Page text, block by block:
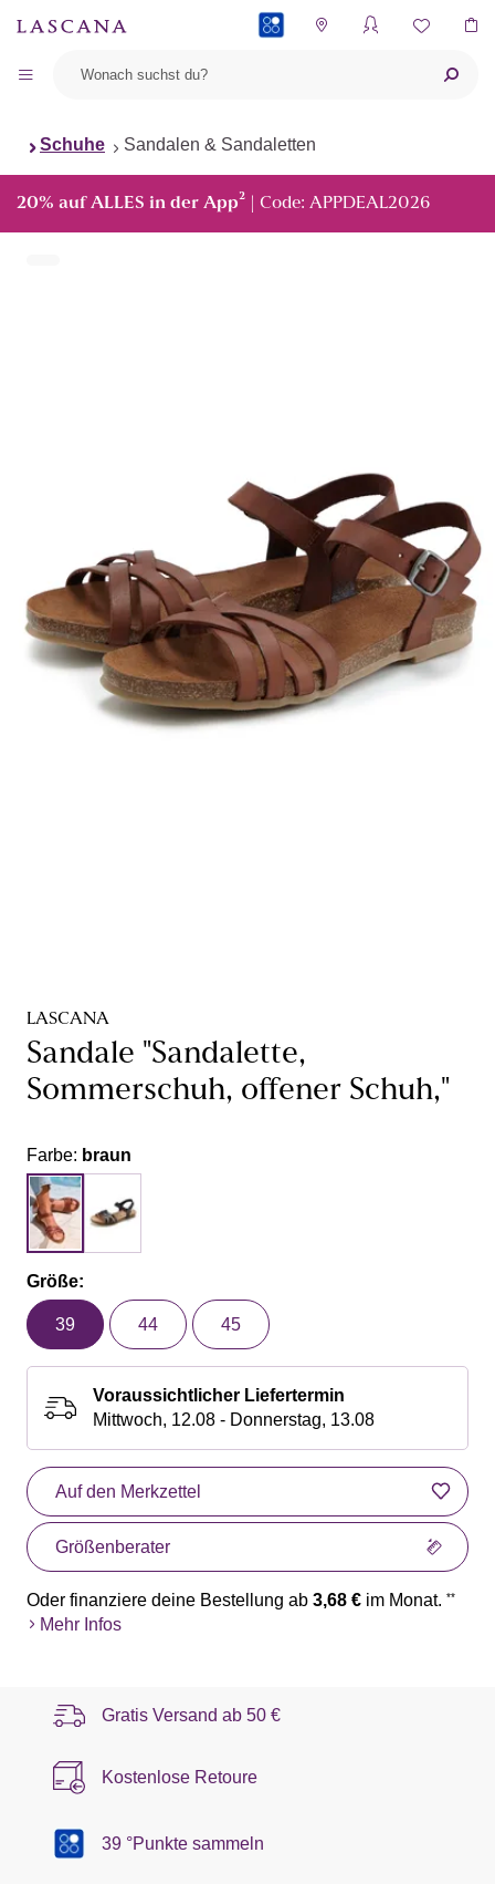
Schuhe Sandalen & Sandaletten
20% auf ALLES in der App² | Code: APPDEAL2026
LASCANA
Sandale "Sandalette,
Sommerschuh, offener Schuh,"
Farbe: braun
Größe:
39 44 45
Voraussichtlicher Liefertermin
Mittwoch, 12.08 - Donnerstag, 13.08
Auf den Merkzettel
Größenberater
Oder finanziere deine Bestellung ab 3,68 € im Monat. **
Mehr Infos
Gratis Versand ab 50 €
Kostenlose Retoure
39 °Punkte sammeln